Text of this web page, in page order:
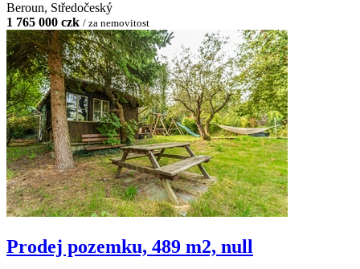
Beroun, Středočeský
1 765 000 czk / za nemovitost
Prodej pozemku, 489 m2, null